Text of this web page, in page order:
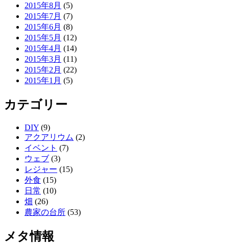
2015年8月 (5)
2015年7月 (7)
2015年6月 (8)
2015年5月 (12)
2015年4月 (14)
2015年3月 (11)
2015年2月 (22)
2015年1月 (5)
カテゴリー
DIY (9)
アクアリウム (2)
イベント (7)
ウェブ (3)
レジャー (15)
外食 (15)
日常 (10)
畑 (26)
農家の台所 (53)
メタ情報